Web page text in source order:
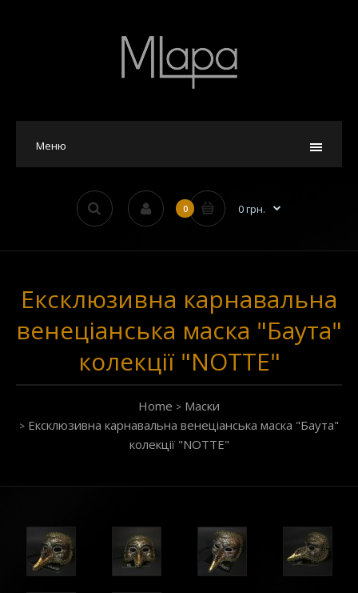
Меню
0 0 грн.
Ексклюзивна карнавальна
венеціанська маска "Баута"
колекції "NOTTE"
Home
Маски
Ексклюзивна карнавальна венеціанська маска "Баута"
колекції "NOTTE"